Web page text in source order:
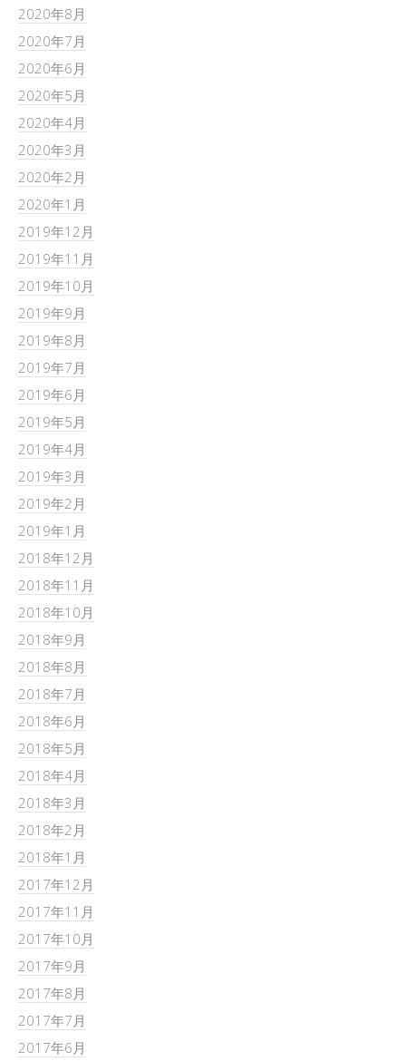
2020年8月
2020年7月
2020年6月
2020年5月
2020年4月
2020年3月
2020年2月
2020年1月
2019年12月
2019年11月
2019年10月
2019年9月
2019年8月
2019年7月
2019年6月
2019年5月
2019年4月
2019年3月
2019年2月
2019年1月
2018年12月
2018年11月
2018年10月
2018年9月
2018年8月
2018年7月
2018年6月
2018年5月
2018年4月
2018年3月
2018年2月
2018年1月
2017年12月
2017年11月
2017年10月
2017年9月
2017年8月
2017年7月
2017年6月